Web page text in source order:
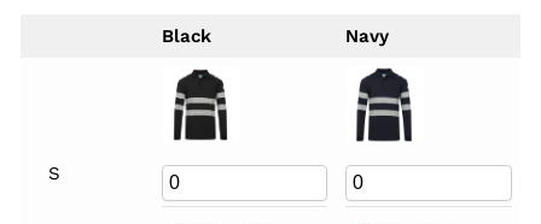
Black Navy
S